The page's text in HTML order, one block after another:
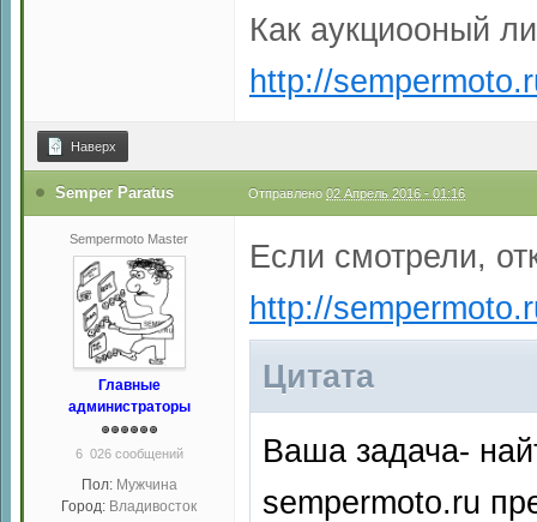
Как аукциооный
http://
Наверх
Semper Paratus Отправлено 02 Апрель 2016 - 01:16
Sempermoto Master
Главные
администраторы
6 026 сообщений
Пол: Мужчина
Город: Владивосток
Если смотрели,
http://
Цитата
Ваша задача-
sempermoto.ru